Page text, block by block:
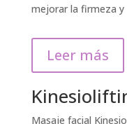
mejorar la firmeza
Leer más
Masaje facial